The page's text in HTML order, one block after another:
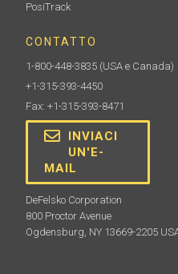
PosiTrack
CONTATTO
1-800-448-3835 (USA e Canada)
+1-315-393-4450
Fax: +1-315-393-8471
INVIACI
UN'E-
MAIL
DeFelsko Corporation
800 Proctor Avenue
Ogdensburg, NY 13669-2205